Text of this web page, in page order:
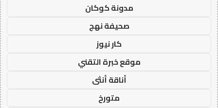
مدونة كوكان
صحيفة نهج
كار نيوز
موقع خبرة التقني
أناقة أنثى
متورخ